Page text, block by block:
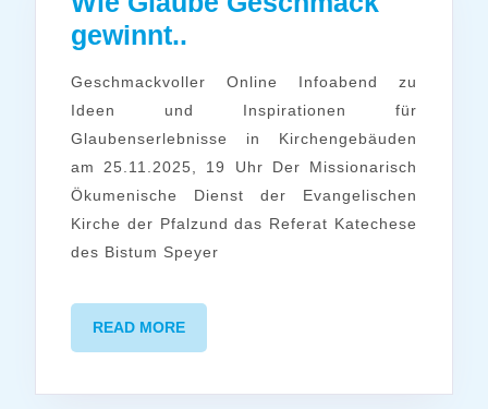
gewinnt..
Geschmack
gewinnt..
Geschmackvoller Online Infoabend zu
Ideen und Inspirationen für
Glaubenserlebnisse in Kirchengebäuden
am 25.11.2025, 19 Uhr Der Missionarisch
Ökumenische Dienst der Evangelischen
Kirche der Pfalzund das Referat Katechese
des Bistum Speyer
READ MOREREAD
MORE